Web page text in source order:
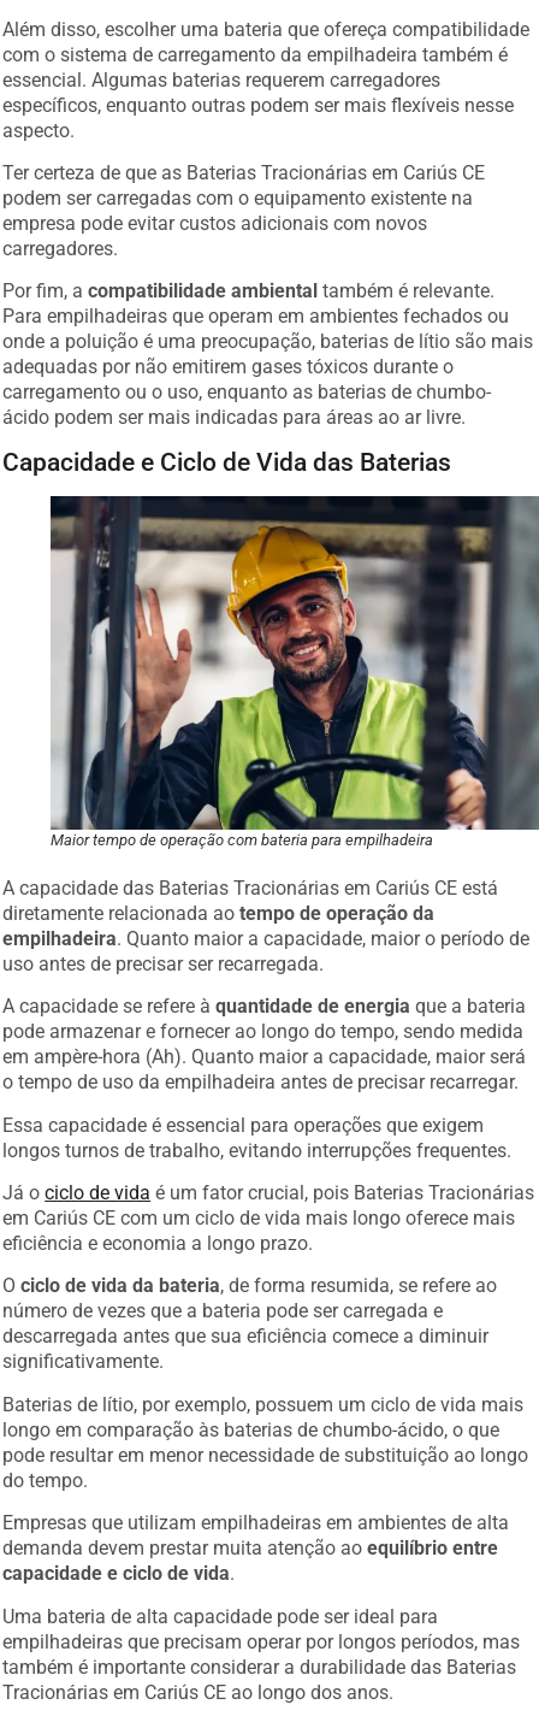
Além disso, escolher uma bateria que ofereça compatibilidade
com o sistema de carregamento da empilhadeira também é
essencial. Algumas baterias requerem carregadores
específicos, enquanto outras podem ser mais flexíveis nesse
aspecto.
Ter certeza de que as Baterias Tracionárias em Cariús CE
podem ser carregadas com o equipamento existente na
empresa pode evitar custos adicionais com novos
carregadores.
Por fim, acompatibilidade ambiental também é relevante.
Para empilhadeiras que operam em ambientes fechados ou
onde a poluição é uma preocupação, baterias de lítio são mais
adequadas por não emitirem gases tóxicos durante o
carregamento ou o uso, enquanto as baterias de chumbo-
ácido podem ser mais indicadas para áreas ao ar livre.
Capacidade e Ciclo de Vida das Baterias
Maior tempo de operação com bateria para empilhadeira
A capacidade das Baterias Tracionárias em Cariús CE está
diretamente relacionada aotempo de operação da
empilhadeira. Quanto maior a capacidade, maior o período de
uso antes de precisar ser recarregada.
A capacidade se refere àquantidade de energia que a bateria
pode armazenar e fornecer ao longo do tempo, sendo medida
em ampère-hora (Ah). Quanto maior a capacidade, maior será
o tempo de uso da empilhadeira antes de precisar recarregar.
Essa capacidade é essencial para operações que exigem
longos turnos de trabalho, evitando interrupções frequentes.
Já ociclo de vida é um fator crucial, pois Baterias Tracionárias
em Cariús CE com um ciclo de vida mais longo oferece mais
eficiência e economia a longo prazo.
Ociclo de vida da bateria, de forma resumida, se refere ao
número de vezes que a bateria pode ser carregada e
descarregada antes que sua eficiência comece a diminuir
significativamente.
Baterias de lítio, por exemplo, possuem um ciclo de vida mais
longo em comparação às baterias de chumbo-ácido, o que
pode resultar em menor necessidade de substituição ao longo
do tempo.
Empresas que utilizam empilhadeiras em ambientes de alta
demanda devem prestar muita atenção aoequilíbrio entre
capacidade e ciclo de vida.
Uma bateria de alta capacidade pode ser ideal para
empilhadeiras que precisam operar por longos períodos, mas
também é importante considerar a durabilidade das Baterias
Tracionárias em Cariús CE ao longo dos anos.